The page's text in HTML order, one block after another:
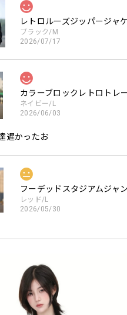
レトロルーズジッパージャ
ブラック/M
2026/07/17
カラーブロックレトロトレ
ネイビー/L
2026/06/03
遅かったお
フーデッドスタジアムジ
レッド/L
2026/05/30
フーデッドスタジアムジャ
ブラック/L
2026/05/28